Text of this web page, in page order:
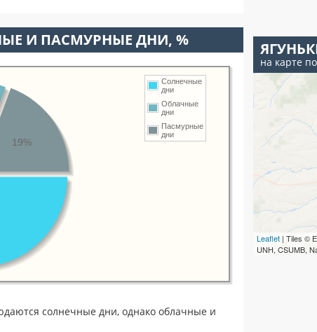
И ПАСМУРНЫЕ ДНИ, %
Солнечные
дни
Облачные
дни
Пасмурные
дни
19%
солнечные дни, однако облачные и
на карте
Leaflet | Tiles ©
UNH, CSUMB,